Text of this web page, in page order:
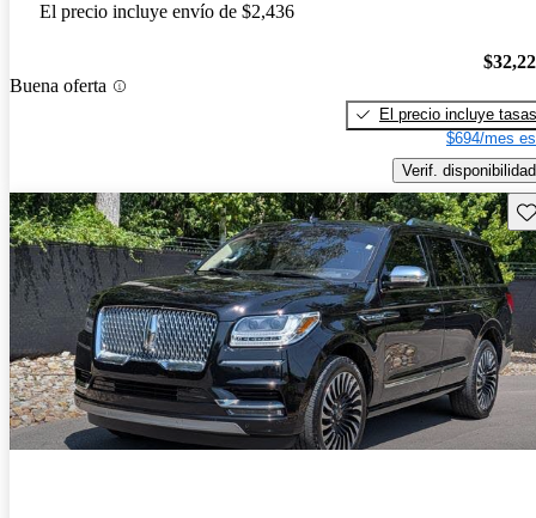
El precio incluye envío de $2,436
Buena oferta
El precio incluye tasas
$694/mes
Verif. disponibilidad